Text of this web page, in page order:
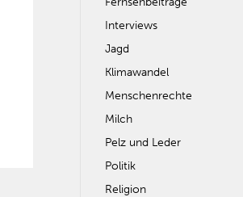
Interviews
Jagd
Klimawandel
Menschenrechte
Milch
Pelz und Leder
Politik
Religion